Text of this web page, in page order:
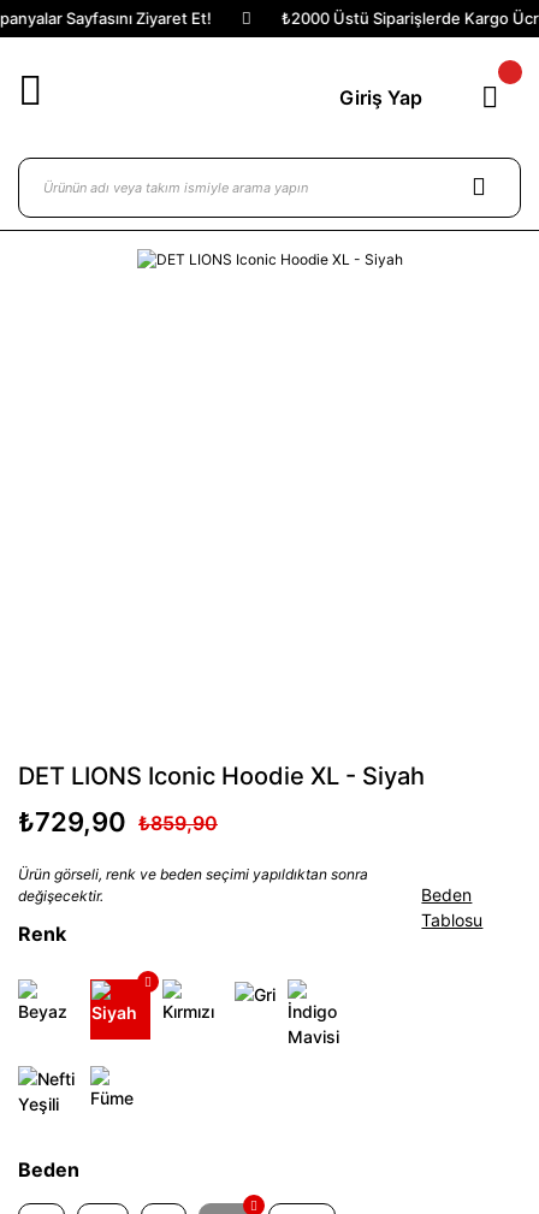
Sayfasını Ziyaret Et! ₺2000 Üstü Siparişlerde Kargo
Giriş Yap
DET LIONS Iconic Hoodie XL - Siyah
₺729,90 ₺859,90
Ürün görseli, renk ve beden seçimi yapıldıktan sonra
değişecektir.
Renk
Beden
Beden
Tablosu